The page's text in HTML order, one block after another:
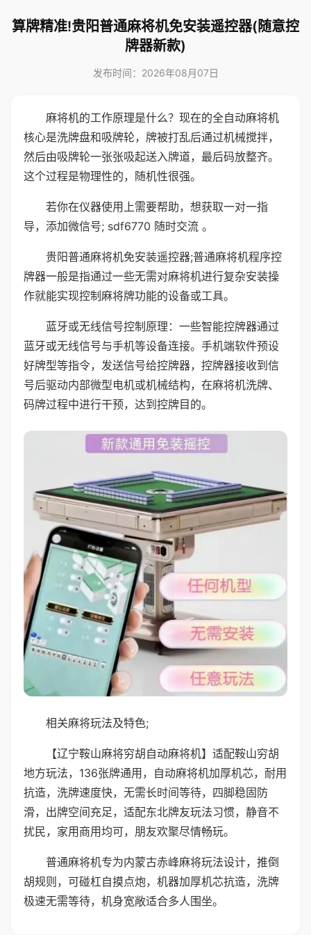
算牌精准!贵阳普通麻将机免安装遥控器(随意控
牌器新款)
发布时间：2026年08月07日
麻将机的工作原理是什么？现在的全自动麻将机
核心是洗牌盘和吸牌轮，牌被打乱后通过机械搅拌，
然后由吸牌轮一张张吸起送入牌道，最后码放整齐。
这个过程是物理性的，随机性很强。
若你在仪器使用上需要帮助，想获取一对一指
导，添加微信号; sdf6770 随时交流 。
贵阳普通麻将机免安装遥控器;普通麻将机程序控
牌器一般是指通过一些无需对麻将机进行复杂安装操
作就能实现控制麻将牌功能的设备或工具。
蓝牙或无线信号控制原理：一些智能控牌器通过
蓝牙或无线信号与手机等设备连接。手机端软件预设
好牌型等指令，发送信号给控牌器，控牌器接收到信
号后驱动内部微型电机或机械结构，在麻将机洗牌、
码牌过程中进行干预，达到控牌目的。
相关麻将玩法及特色;
【辽宁鞍山麻将穷胡自动麻将机】适配鞍山穷胡
地方玩法，136张牌通用，自动麻将机加厚机芯，耐用
抗造，洗牌速度快，无需长时间等待，四脚稳固防
滑，出牌空间充足，适配东北牌友玩法习惯，静音不
扰民，家用商用均可，朋友欢聚尽情畅玩。
普通麻将机专为内蒙古赤峰麻将玩法设计，推倒
胡规则，可碰杠自摸点炮，机器加厚机芯抗造，洗牌
极速无需等待，机身宽敞适合多人围坐。